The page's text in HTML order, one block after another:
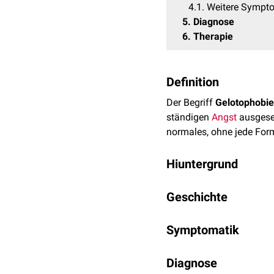
4.1 Weitere
5 Diagnose
6 Therapie
Definition
Der Begriff Gelotophobie
ständigen Angst
normales, ohne jede
Hiuntergrund
zwischenmenschlichen
heraus, dass viele
Geschichte
der slowenische
Symptomatik
erniedrigt zu werden.
Diagnose